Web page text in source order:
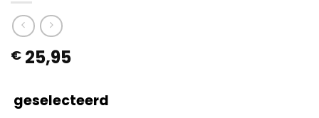
€ 25,95
geselecteerd